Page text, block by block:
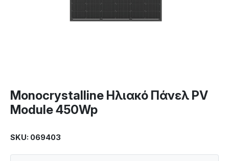
Monocrystalline Ηλιακό Πάνελ PV
Module 450Wp
SKU: 069403